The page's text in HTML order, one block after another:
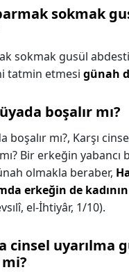
sokmak
sokmak gusül abdesti
tatmin etmesi günah
boşalır mı?
boşalır mı?, Karşı
Bir erkeğin yabancı
olmakla beraber,
erkeğin de
el-İhtiyâr, 1/10).
cinsel uyarılma